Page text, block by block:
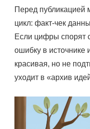
Перед публикацией
цикл: факт-чек
Если цифры
ошибку в источнике
красивая, но не
уходит в «архив